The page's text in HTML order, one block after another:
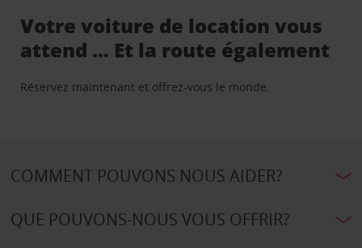
Votre voiture de location vous
attend … Et la route également
Réservez maintenant et offrez-vous le monde.
COMMENT POUVONS NOUS AIDER?
QUE POUVONS-NOUS VOUS OFFRIR?